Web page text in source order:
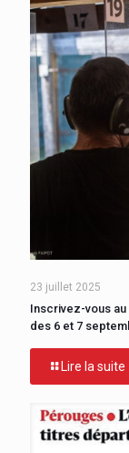
23 juillet 2025
Inscrivez-vous
des 6 et 7
Lire la suite